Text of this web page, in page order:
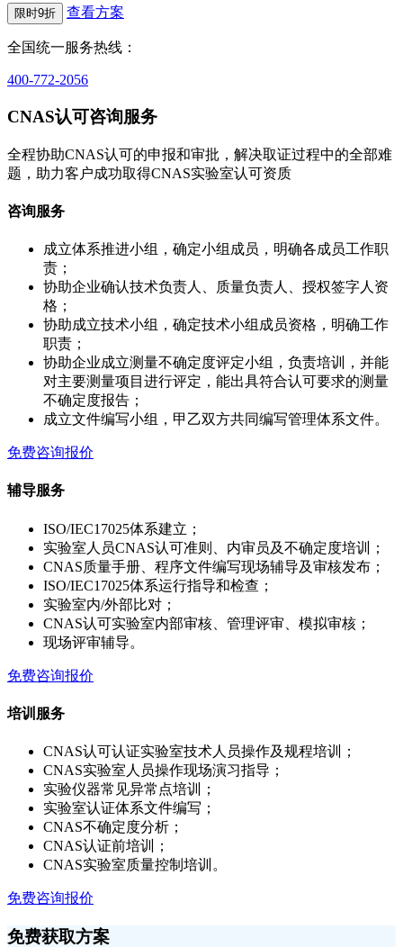
限时9折 查看方案
全国统一服务热线：
400-772-2056
CNAS认可咨询服务
全程协助CNAS认可的申报和审批，解决取证过程中的全部难
题，助力客户成功取得CNAS实验室认可资质
咨询服务
成立体系推进小组，确定小组成员，明确各成员工作职
责；
协助企业确认技术负责人、质量负责人、授权签字人资
格；
协助成立技术小组，确定技术小组成员资格，明确工作
职责；
协助企业成立测量不确定度评定小组，负责培训，并能
对主要测量项目进行评定，能出具符合认可要求的测量
不确定度报告；
成立文件编写小组，甲乙双方共同编写管理体系文件。
免费咨询报价
辅导服务
ISO/IEC17025体系建立；
实验室人员CNAS认可准则、内审员及不确定度培训；
CNAS质量手册、程序文件编写现场辅导及审核发布；
ISO/IEC17025体系运行指导和检查；
实验室内/外部比对；
CNAS认可实验室内部审核、管理评审、模拟审核；
现场评审辅导。
免费咨询报价
培训服务
CNAS认可认证实验室技术人员操作及规程培训；
CNAS实验室人员操作现场演习指导；
实验仪器常见异常点培训；
实验室认证体系文件编写；
CNAS不确定度分析；
CNAS认证前培训；
CNAS实验室质量控制培训。
免费咨询报价
免费获取方案